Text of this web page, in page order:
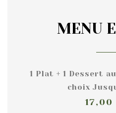
MENU
1 Plat + 1 Dessert
choix
17,00